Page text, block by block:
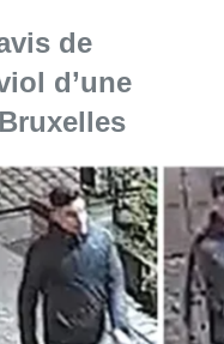
police lance un avis
ouvre un